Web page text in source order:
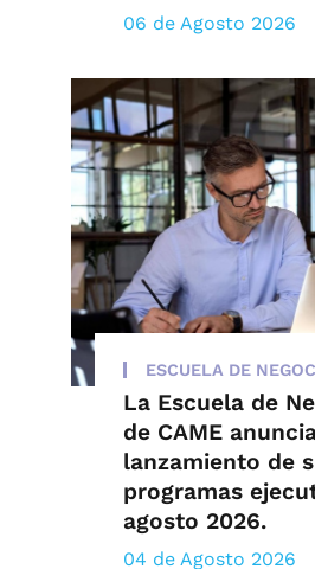
06 de Agosto 2026
ESCUELA DE
La Escuela de
de CAME
lanzamiento de
programas
agosto 2026.
04 de Agosto 2026